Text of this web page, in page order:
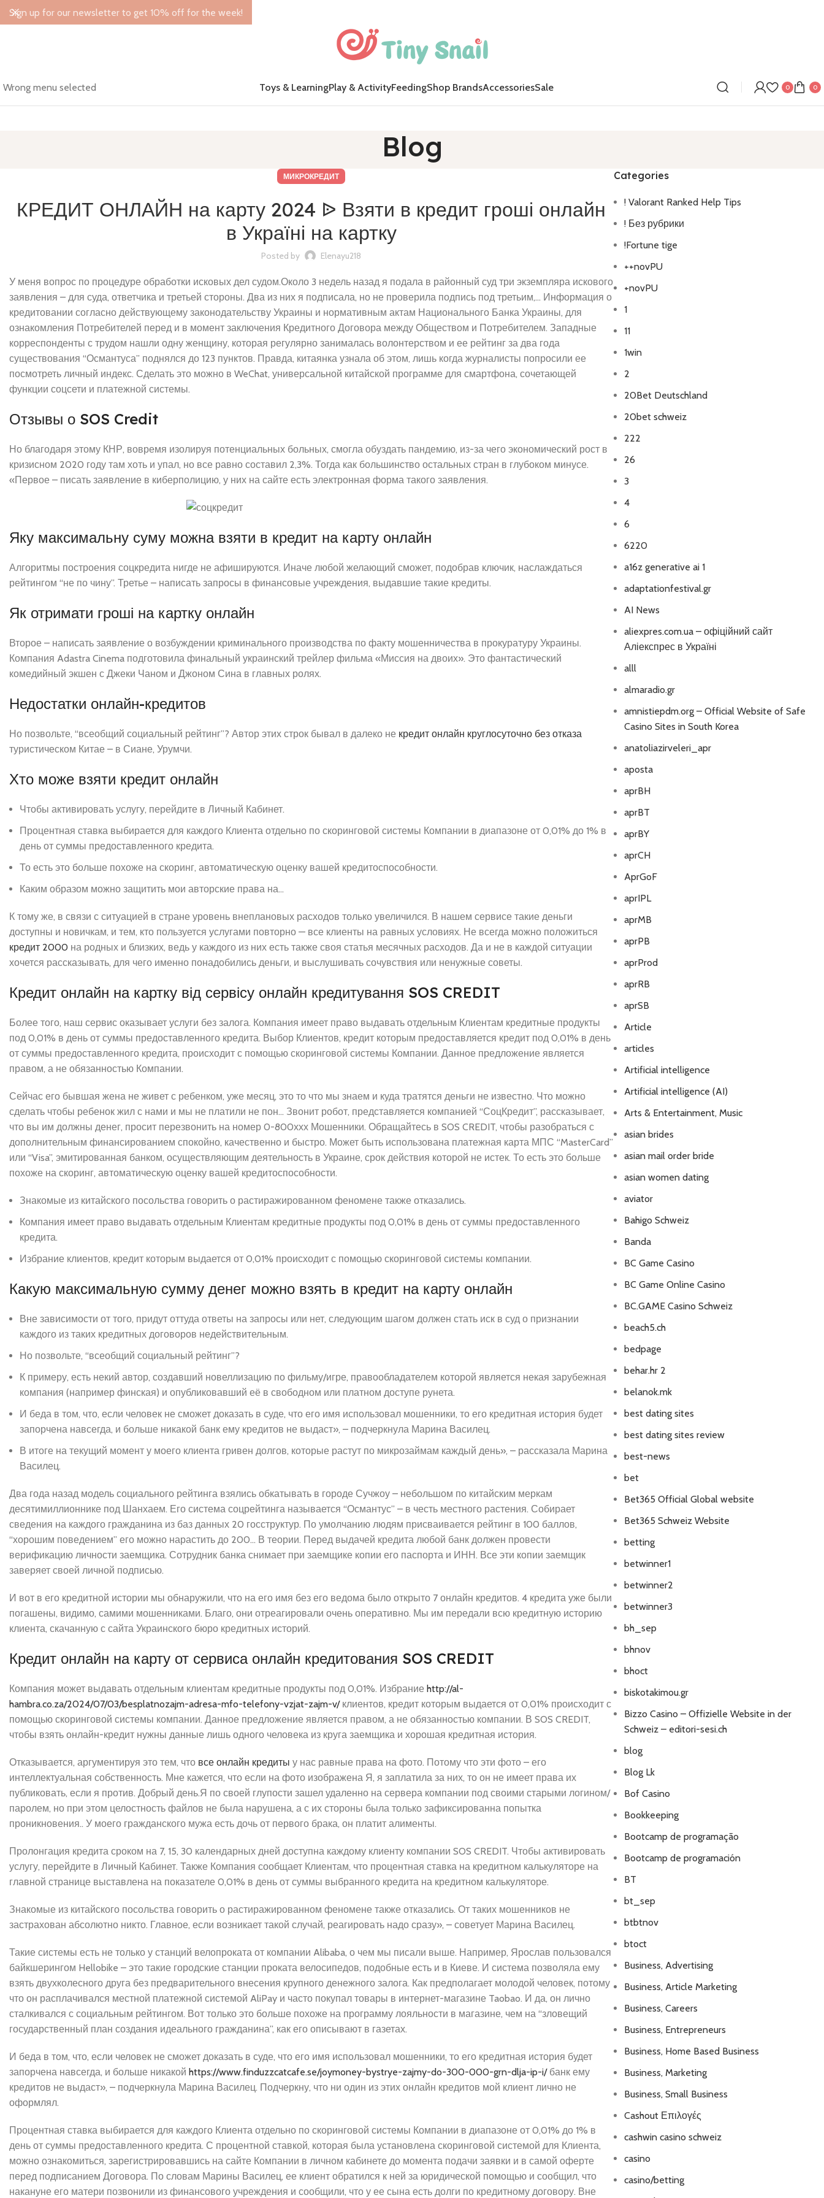
Wrong menu selected Toys & LearningPlay & ActivityFeedingShop BrandsAccessoriesSale 0 0
Blog
МИКРОКРЕДИТ
КРЕДИТ ОНЛАЙН на карту 2024 ᐉ Взяти в кредит гроші онлайн
в Україні на картку
Posted by Elenayu218
У меня вопрос по процедуре обработки исковых дел судом.Около 3 недель назад я подала в районный суд три экземпляра искового
заявления – для суда, ответчика и третьей стороны. Два из них я подписала, но не проверила подпись под третьим,… Информация о
кредитовании согласно действующему законодательству Украины и нормативным актам Национального Банка Украины, для
ознакомления Потребителей перед и в момент заключения Кредитного Договора между Обществом и Потребителем. Западные
корреспонденты с трудом нашли одну женщину, которая регулярно занималась волонтерством и ее рейтинг за два года
существования “Османтуса” поднялся до 123 пунктов. Правда, китаянка узнала об этом, лишь когда журналисты попросили ее
посмотреть личный индекс. Сделать это можно в WeChat, универсальной китайской программе для смартфона, сочетающей
функции соцсети и платежной системы.
Отзывы о SOS Credit
Но благодаря этому КНР, вовремя изолируя потенциальных больных, смогла обуздать пандемию, из-за чего экономический рост в
кризисном 2020 году там хоть и упал, но все равно составил 2,3%. Тогда как большинство остальных стран в глубоком минусе.
«Первое – писать заявление в киберполицию, у них на сайте есть электронная форма такого заявления.
Яку максимальну суму можна взяти в кредит на карту онлайн
Алгоритмы построения соцкредита нигде не афишируются. Иначе любой желающий сможет, подобрав ключик, наслаждаться
рейтингом “не по чину”. Третье – написать запросы в финансовые учреждения, выдавшие такие кредиты.
Як отримати гроші на картку онлайн
Второе – написать заявление о возбуждении криминального производства по факту мошенничества в прокуратуру Украины.
Компания Adastra Cinema подготовила финальный украинский трейлер фильма «Миссия на двоих». Это фантастический
комедийный экшен с Джеки Чаном и Джоном Сина в главных ролях.
Недостатки онлайн-кредитов
Но позвольте, “всеобщий социальный рейтинг”? Автор этих строк бывал в далеко не кредит онлайн круглосуточно без отказа
туристическом Китае – в Сиане, Урумчи.
Хто може взяти кредит онлайн
Чтобы активировать услугу, перейдите в Личный Кабинет.
Процентная ставка выбирается для каждого Клиента отдельно по скоринговой системы Компании в диапазоне от 0,01% до 1% в
день от суммы предоставленного кредита.
То есть это больше похоже на скоринг, автоматическую оценку вашей кредитоспособности.
Каким образом можно защитить мои авторские права на…
К тому же, в связи с ситуацией в стране уровень внеплановых расходов только увеличился. В нашем сервисе такие деньги
доступны и новичкам, и тем, кто пользуется услугами повторно — все клиенты на равных условиях. Не всегда можно положиться
кредит 2000 на родных и близких, ведь у каждого из них есть также своя статья месячных расходов. Да и не в каждой ситуации
хочется рассказывать, для чего именно понадобились деньги, и выслушивать сочувствия или ненужные советы.
Кредит онлайн на картку від сервісу онлайн кредитування SOS CREDIT
Более того, наш сервис оказывает услуги без залога. Компания имеет право выдавать отдельным Клиентам кредитные продукты
под 0,01% в день от суммы предоставленного кредита. Выбор Клиентов, кредит которым предоставляется кредит под 0,01% в день
от суммы предоставленного кредита, происходит с помощью скоринговой системы Компании. Данное предложение является
правом, а не обязанностью Компании.
Сейчас его бывшая жена не живет с ребенком, уже месяц, это то что мы знаем и куда тратятся деньги не известно. Что можно
сделать чтобы ребенок жил с нами и мы не платили не пон… Звонит робот, представляется компанией “СоцКредит”, рассказывает,
что вы им должны денег, просит перезвонить на номер 0-800ххх Мошенники. Обращайтесь в SOS CREDIT, чтобы разобраться с
дополнительным финансированием спокойно, качественно и быстро. Может быть использована платежная карта МПС “MasterCard”
или “Visa”, эмитированная банком, осуществляющим деятельность в Украине, срок действия которой не истек. То есть это больше
похоже на скоринг, автоматическую оценку вашей кредитоспособности.
Знакомые из китайского посольства говорить о растиражированном феномене также отказались.
Компания имеет право выдавать отдельным Клиентам кредитные продукты под 0,01% в день от суммы предоставленного
кредита.
Избрание клиентов, кредит которым выдается от 0,01% происходит с помощью скоринговой системы компании.
Какую максимальную сумму денег можно взять в кредит на карту онлайн
Вне зависимости от того, придут оттуда ответы на запросы или нет, следующим шагом должен стать иск в суд о признании
каждого из таких кредитных договоров недействительным.
Но позвольте, “всеобщий социальный рейтинг”?
К примеру, есть некий автор, создавший новеллизацию по фильму/игре, правообладателем которой является некая зарубежная
компания (например финская) и опубликовавший её в свободном или платном доступе рунета.
И беда в том, что, если человек не сможет доказать в суде, что его имя использовал мошенники, то его кредитная история будет
запорчена навсегда, и больше никакой банк ему кредитов не выдаст», – подчеркнула Марина Василец.
В итоге на текущий момент у моего клиента гривен долгов, которые растут по микрозаймам каждый день», – рассказала Марина
Василец.
Два года назад модель социального рейтинга взялись обкатывать в городе Сучжоу – небольшом по китайским меркам
десятимиллионнике под Шанхаем. Его система соцрейтинга называется “Османтус” – в честь местного растения. Собирает
сведения на каждого гражданина из баз данных 20 госструктур. По умолчанию людям присваивается рейтинг в 100 баллов,
“хорошим поведением” его можно нарастить до 200… В теории. Перед выдачей кредита любой банк должен провести
верификацию личности заемщика. Сотрудник банка снимает при заемщике копии его паспорта и ИНН. Все эти копии заемщик
заверяет своей личной подписью.
И вот в его кредитной истории мы обнаружили, что на его имя без его ведома было открыто 7 онлайн кредитов. 4 кредита уже были
погашены, видимо, самими мошенниками. Благо, они отреагировали очень оперативно. Мы им передали всю кредитную историю
клиента, скачанную с сайта Украинского бюро кредитных историй.
Кредит онлайн на карту от сервиса онлайн кредитования SOS CREDIT
Компания может выдавать отдельным клиентам кредитные продукты под 0,01%. Избрание http://al-
hambra.co.za/2024/07/03/besplatnozajm-adresa-mfo-telefony-vzjat-zajm-v/клиентов, кредит которым выдается от 0,01% происходит с
помощью скоринговой системы компании. Данное предложение является правом, а не обязанностью компании. В SOS CREDIT,
чтобы взять онлайн-кредит нужны данные лишь одного человека из круга заемщика и хорошая кредитная история.
Отказывается, аргументируя это тем, что все онлайн кредиты у нас равные права на фото. Потому что эти фото – его
интеллектуальная собственность. Мне кажется, что если на фото изображена Я, я заплатила за них, то он не имеет права их
публиковать, если я против. Добрый день.Я по своей глупости зашел удаленно на сервера компании под своими старыми логином/
паролем, но при этом целостность файлов не была нарушена, а с их стороны была только зафиксированна попытка
проникновения.. У моего гражданского мужа есть дочь от первого брака, он платит алименты.
Пролонгация кредита сроком на 7, 15, 30 календарных дней доступна каждому клиенту компании SOS CREDIT. Чтобы активировать
услугу, перейдите в Личный Кабинет. Также Компания сообщает Клиентам, что процентная ставка на кредитном калькуляторе на
главной странице выставлена ​​на показателе 0,01% в день от суммы выбранного кредита на кредитном калькуляторе.
Знакомые из китайского посольства говорить о растиражированном феномене также отказались. От таких мошенников не
застрахован абсолютно никто. Главное, если возникает такой случай, реагировать надо сразу», – советует Марина Василец.
Такие системы есть не только у станций велопроката от компании Alibaba, о чем мы писали выше. Например, Ярослав пользовался
байкшерингом Hellobike – это такие городские станции проката велосипедов, подобные есть и в Киеве. И система позволяла ему
взять двухколесного друга без предварительного внесения крупного денежного залога. Как предполагает молодой человек, потому
что он расплачивался местной платежной системой AliPay и часто покупал товары в интернет-магазине Taobao. И да, он лично
сталкивался с социальным рейтингом. Вот только это больше похоже на программу лояльности в магазине, чем на “зловещий
государственный план создания идеального гражданина”, как его описывают в газетах.
И беда в том, что, если человек не сможет доказать в суде, что его имя использовал мошенники, то его кредитная история будет
запорчена навсегда, и больше никакой https://www.finduzzcatcafe.se/joymoney-bystrye-zajmy-do-300-000-grn-dlja-ip-i/банк ему
кредитов не выдаст», – подчеркнула Марина Василец. Подчеркну, что ни один из этих онлайн кредитов мой клиент лично не
оформлял.
Процентная ставка выбирается для каждого Клиента отдельно по скоринговой системы Компании в диапазоне от 0,01% до 1% в
день от суммы предоставленного кредита. С процентной ставкой, которая была установлена ​​скоринговой системой для Клиента,
можно ознакомиться, зарегистрировавшись на сайте Компании в личном кабинете до момента подачи заявки и в самой оферте
перед подписанием Договора. По словам Марины Василец, ее клиент обратился к ней за юридической помощью и сообщил, что
накануне его матери позвонили из финансового учреждения и сообщили, что у ее сына есть долги по кредитному договору. Вне
Categories
! Valorant Ranked Help Tips
! Без рубрики
!Fortune tige
++novPU
+novPU
1
11
1win
2
20Bet Deutschland
20bet schweiz
222
26
3
4
6
6220
a16z generative ai 1
adaptationfestival.gr
AI News
aliexpres.com.ua – офіційний сайт
Аліекспрес в Україні
alll
almaradio.gr
amnistiepdm.org – Official Website of Safe
Casino Sites in South Korea
anatoliazirveleri_apr
aposta
aprBH
aprBT
aprBY
aprCH
AprGoF
aprIPL
aprMB
aprPB
aprProd
aprRB
aprSB
Article
articles
Artificial intelligence
Artificial intelligence (AI)
Arts & Entertainment, Music
asian brides
asian mail order bride
asian women dating
aviator
Bahigo Schweiz
Banda
BC Game Casino
BC Game Online Casino
BC.GAME Casino Schweiz
beach5.ch
bedpage
behar.hr 2
belanok.mk
best dating sites
best dating sites review
best-news
bet
Bet365 Official Global website
Bet365 Schweiz Website
betting
betwinner1
betwinner2
betwinner3
bh_sep
bhnov
bhoct
biskotakimou.gr
Bizzo Casino – Offizielle Website in der
Schweiz – editori-sesi.ch
blog
Blog Lk
Bof Casino
Bookkeeping
Bootcamp de programação
Bootcamp de programación
BT
bt_sep
btbtnov
btoct
Business, Advertising
Business, Article Marketing
Business, Careers
Business, Entrepreneurs
Business, Home Based Business
Business, Marketing
Business, Small Business
Cashout Επιλογές
cashwin casino schweiz
casino
casino/betting
Sign up for our newsletter to get 10% off for the week!